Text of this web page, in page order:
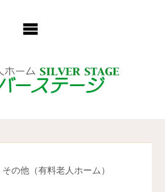
その他（有料老人ホーム）